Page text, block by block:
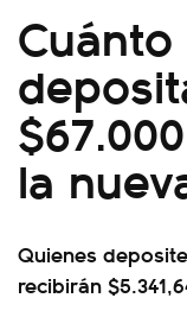
la
Quienes
recibirán